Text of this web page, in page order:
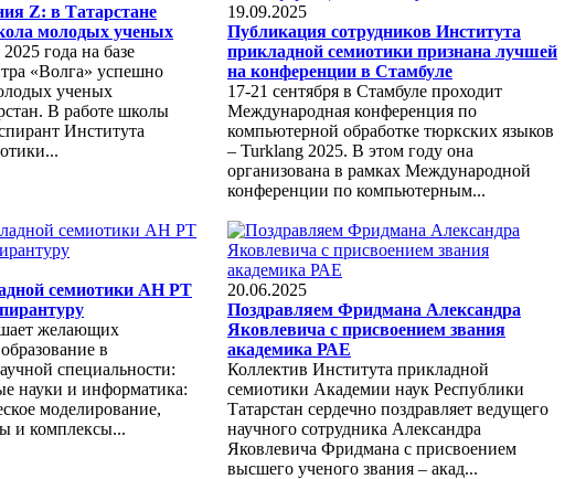
Z: в Татарстане
молодых ученых
года на базе
«Волга» успешно
ученых
В работе школы
Института
19.09.2025
Публикация сотрудников Института
прикладной семиотики признана лучшей
на конференции в Стамбуле
17-21 сентября в Стамбуле проходит
Международная конференция по
компьютерной обработке тюркских языков
– Turklang 2025. В этом году она
организована в рамках Международной
конференции по компьютерным...
семиотики АН РТ
желающих
в
специальности:
науки и информатика:
моделирование,
и комплексы...
20.06.2025
Поздравляем Фридмана Александра
Яковлевича с присвоением звания
академика РАЕ
Коллектив Института прикладной
семиотики Академии наук Республики
Татарстан сердечно поздравляет ведущего
научного сотрудника Александра
Яковлевича Фридмана с присвоением
высшего ученого звания – акад...